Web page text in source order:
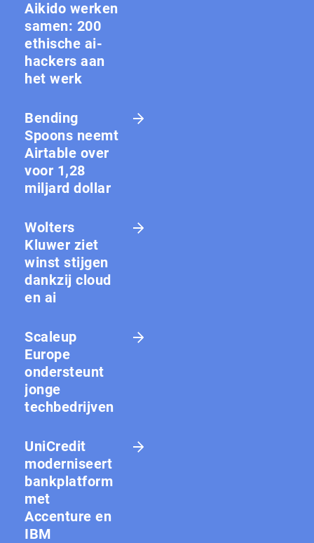
Aikido werken
samen: 200
ethische ai-
hackers aan
het werk
Bending
Spoons neemt
Airtable over
voor 1,28
miljard dollar
Wolters
Kluwer ziet
winst stijgen
dankzij cloud
en ai
Scaleup
Europe
ondersteunt
jonge
techbedrijven
UniCredit
moderniseert
bankplatform
met
Accenture en
IBM